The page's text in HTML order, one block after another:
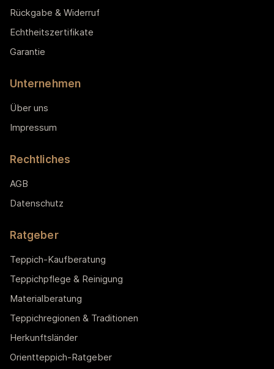
Rückgabe & Widerruf
Echtheitszertifikate
Garantie
Unternehmen
Über uns
Impressum
Rechtliches
AGB
Datenschutz
Ratgeber
Teppich-Kaufberatung
Teppichpflege & Reinigung
Materialberatung
Teppichregionen & Traditionen
Herkunftsländer
Orientteppich-Ratgeber